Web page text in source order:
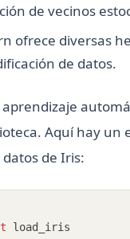
de vecinos
ofrece diversas
de datos.
aprendizaje
Aquí hay un
de Iris:
load_iris